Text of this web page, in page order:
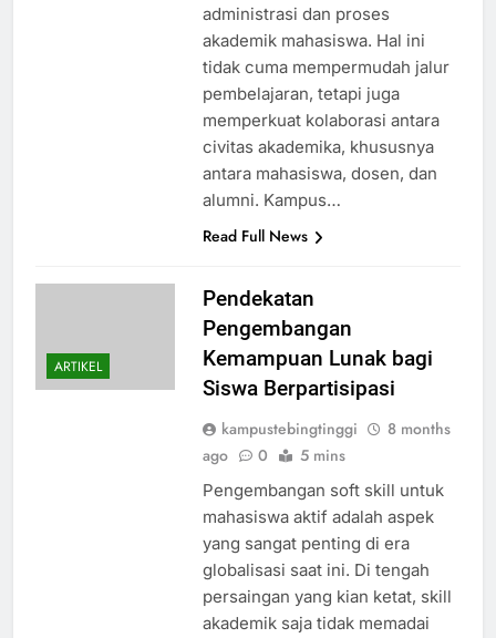
administrasi dan proses
akademik mahasiswa. Hal ini
tidak cuma mempermudah jalur
pembelajaran, tetapi juga
memperkuat kolaborasi antara
civitas akademika, khususnya
antara mahasiswa, dosen, dan
alumni. Kampus…
Read Full News
ARTIKEL
Pendekatan
Pengembangan
Kemampuan Lunak bagi
Siswa Berpartisipasi
kampustebingtinggi
8 months
ago
0 5 mins
Pengembangan soft skill untuk
mahasiswa aktif adalah aspek
yang sangat penting di era
globalisasi saat ini. Di tengah
persaingan yang kian ketat, skill
akademik saja tidak memadai